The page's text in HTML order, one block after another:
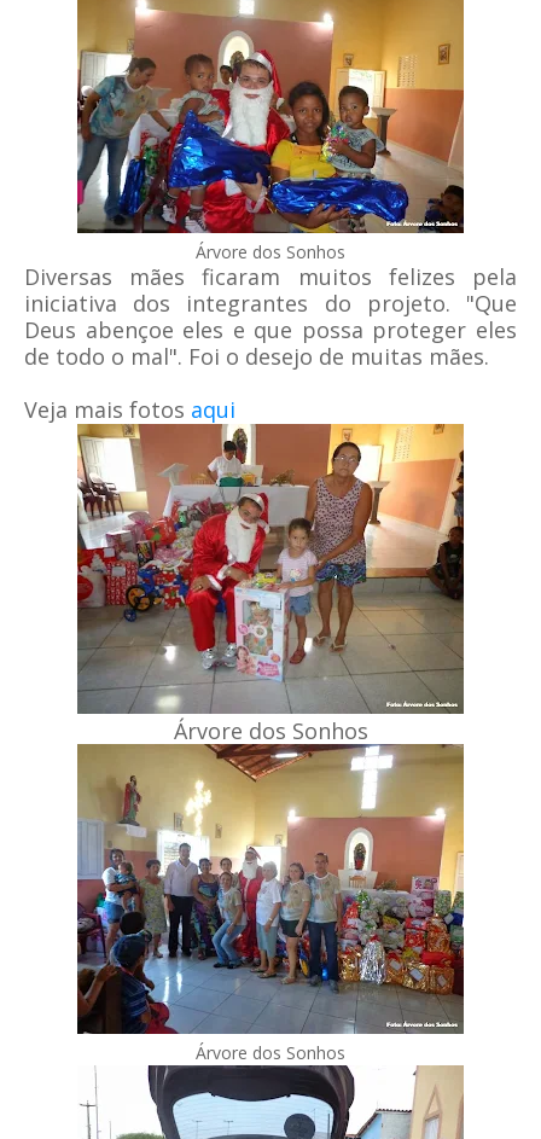
Árvore dos Sonhos
Diversas mães ficaram muitos felizes pela
iniciativa dos integrantes do projeto. "Que
Deus abençoe eles e que possa proteger eles
de todo o mal". Foi o desejo de muitas mães.
Veja mais fotos aqui
Árvore dos Sonhos
Árvore dos Sonhos